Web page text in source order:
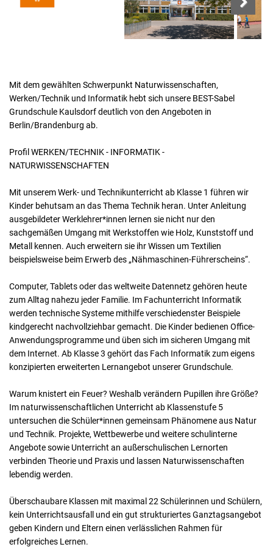
Next
Next
Mit dem gewählten Schwerpunkt Naturwissenschaften,
Werken/Technik und Informatik hebt sich unsere BEST-Sabel
Grundschule Kaulsdorf deutlich von den Angeboten in
Berlin/Brandenburg ab.
Profil WERKEN/TECHNIK - INFORMATIK -
NATURWISSENSCHAFTEN
Mit unserem Werk- und Technikunterricht ab Klasse 1 führen wir
Kinder behutsam an das Thema Technik heran. Unter Anleitung
ausgebildeter Werklehrer*innen lernen sie nicht nur den
sachgemäßen Umgang mit Werkstoffen wie Holz, Kunststoff und
Metall kennen. Auch erweitern sie ihr Wissen um Textilien
beispielsweise beim Erwerb des „Nähmaschinen-Führerscheins“.
Computer, Tablets oder das weltweite Datennetz gehören heute
zum Alltag nahezu jeder Familie. Im Fachunterricht Informatik
werden technische Systeme mithilfe verschiedenster Beispiele
kindgerecht nachvollziehbar gemacht. Die Kinder bedienen Office-
Anwendungsprogramme und üben sich im sicheren Umgang mit
dem Internet. Ab Klasse 3 gehört das Fach Informatik zum eigens
konzipierten erweiterten Lernangebot unserer Grundschule.
Warum knistert ein Feuer? Weshalb verändern Pupillen ihre Größe?
Im naturwissenschaftlichen Unterricht ab Klassenstufe 5
untersuchen die Schüler*innen gemeinsam Phänomene aus Natur
und Technik. Projekte, Wettbewerbe und weitere schulinterne
Angebote sowie Unterricht an außerschulischen Lernorten
verbinden Theorie und Praxis und lassen Naturwissenschaften
lebendig werden.
Überschaubare Klassen mit maximal 22 Schülerinnen und Schülern,
kein Unterrichtsausfall und ein gut strukturiertes Ganztagsangebot
geben Kindern und Eltern einen verlässlichen Rahmen für
erfolgreiches Lernen.